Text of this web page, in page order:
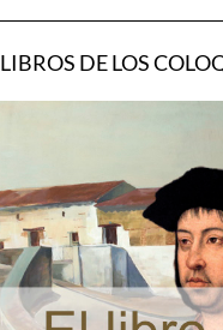
LIBROS DE LOS